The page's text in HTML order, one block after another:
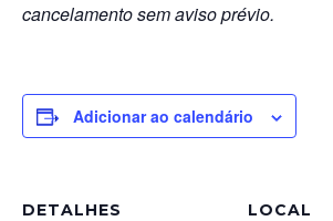
cancelamento sem aviso prévio.
Adicionar ao calendário
DETALHES LOCAL